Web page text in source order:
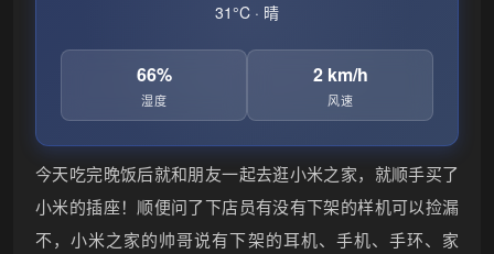
31°C · 晴
66%
湿度
2 km/h
风速
今天吃完晚饭后就和朋友一起去逛小米之家，就顺手买了
小米的插座！顺便问了下店员有没有下架的样机可以捡漏
不，小米之家的帅哥说有下架的耳机、手机、手环、家